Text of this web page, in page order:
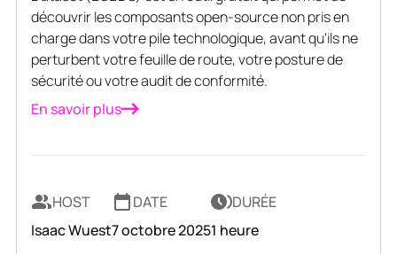
découvrir les composants open-source non pris en
charge dans votre pile technologique, avant qu'ils ne
perturbent votre feuille de route, votre posture de
sécurité ou votre audit de conformité.
En savoir plus
HOST
Isaac Wuest
DATE
7 octobre 2025
DURÉE
1 heure